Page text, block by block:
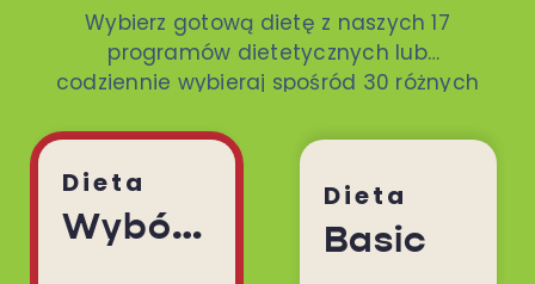
Wybierz gotową dietę z naszych 17
programów dietetycznych lub
codziennie wybieraj spośród 30 różnych
Dieta
Wybór Menu
Dieta
Basic